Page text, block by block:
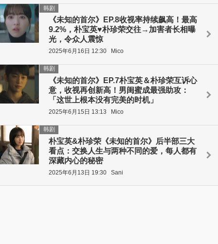
《未知的首尔》EP.8收视率持续飙高！最高
9.2%，朴宝英♥朴珍荣交往→加害者长相曝
光，令众人震惊
韩剧
2025年6月16日 12:30 Mico
《未知的首尔》EP.7朴宝英＆朴珍荣互诉心
意，收视再创新高！男闺蜜成最强助攻：
「这世上根本没有完美的时机」
韩剧
2025年6月15日 13:13 Mico
朴宝英&朴珍荣《未知的首尔》后半部三大
看点：交换人生与两种不同的爱，每人都有
深藏内心的秘密
韩剧
2025年6月13日 19:30 Sani